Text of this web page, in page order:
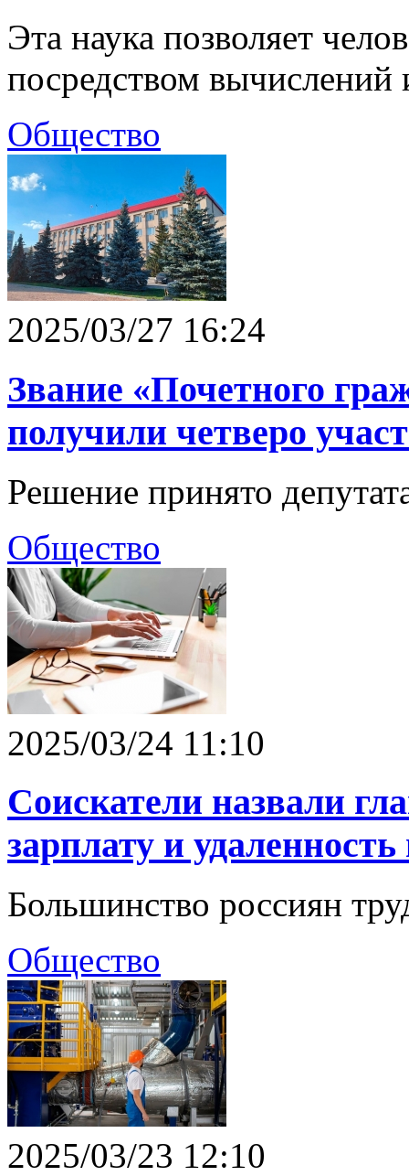
Эта наука позволяет
посредством вычислений
Общество
2025/03/27 16:24
Звание «Почетного
получили четверо
Решение принято
Общество
2025/03/24 11:10
Соискатели назвали
зарплату и
Большинство россиян
Общество
2025/03/23 12:10